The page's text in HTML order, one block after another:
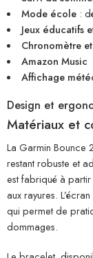
Mode école:
Jeux éducatifs
Chronomètre
Amazon Music
Affichage
Design et
Matériaux et
La Garmin Bounce
restant robuste et
est fabriqué à partir
aux rayures.
qui permet de
dommages.